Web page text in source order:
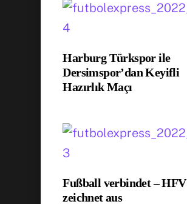
Harburg Türkspor ile
Dersimspor’dan Keyifli
Hazırlık Maçı
Fußball verbindet – HFV
zeichnet aus